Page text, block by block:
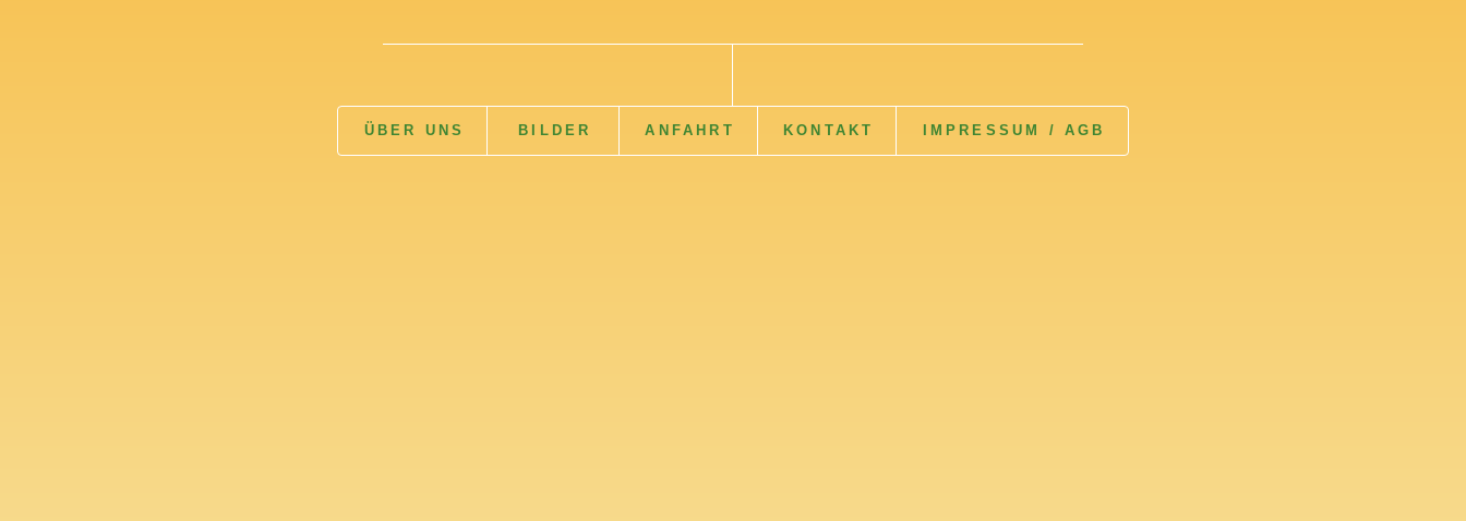
ÜBER UNS BILDER ANFAHRT KONTAKT IMPRESSUM / AGB